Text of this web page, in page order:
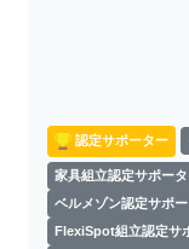
認定サポーター
家具組立認定サポー
ベルメゾン認定サポ
FlexiSpot組立認定サ